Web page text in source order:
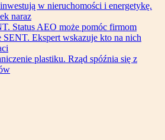
w nieruchomości i energetykę.
naraz
Status AEO może pomóc firmom
SENT. Ekspert wskazuje kto na nich
plastiku. Rząd spóźnia się z